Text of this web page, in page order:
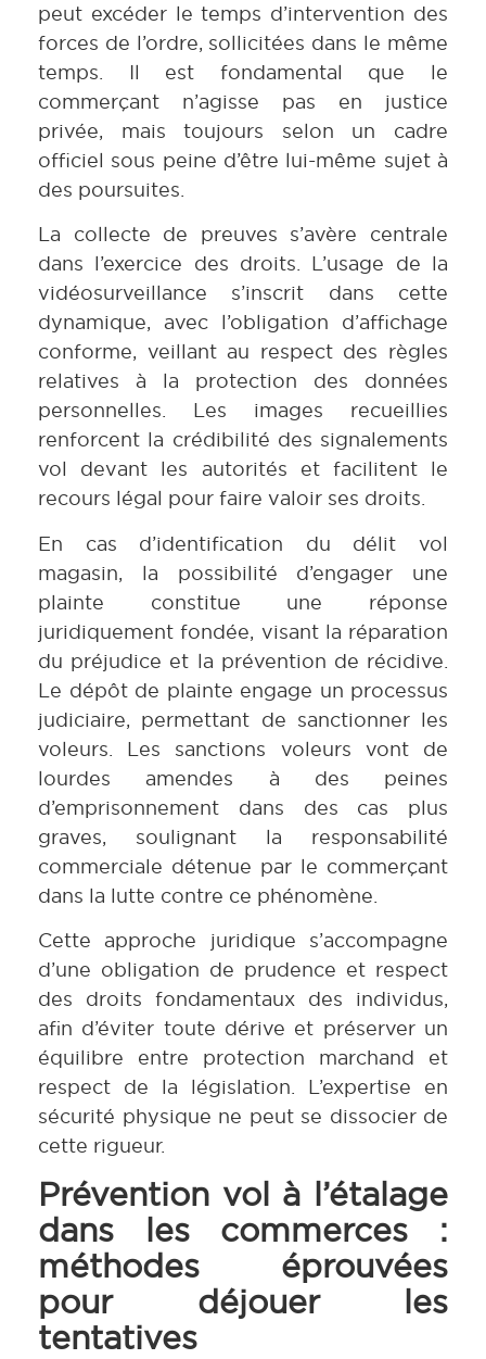
peut excéder le temps d’intervention des
forces de l’ordre, sollicitées dans le même
temps. Il est fondamental que le
commerçant n’agisse pas en justice
privée, mais toujours selon un cadre
officiel sous peine d’être lui-même sujet à
des poursuites.
La collecte de preuves s’avère centrale
dans l’exercice des droits. L’usage de la
vidéosurveillance s’inscrit dans cette
dynamique, avec l’obligation d’affichage
conforme, veillant au respect des règles
relatives à la protection des données
personnelles. Les images recueillies
renforcent la crédibilité des signalements
vol devant les autorités et facilitent le
recours légal pour faire valoir ses droits.
En cas d’identification du délit vol
magasin, la possibilité d’engager une
plainte constitue une réponse
juridiquement fondée, visant la réparation
du préjudice et la prévention de récidive.
Le dépôt de plainte engage un processus
judiciaire, permettant de sanctionner les
voleurs. Les sanctions voleurs vont de
lourdes amendes à des peines
d’emprisonnement dans des cas plus
graves, soulignant la responsabilité
commerciale détenue par le commerçant
dans la lutte contre ce phénomène.
Cette approche juridique s’accompagne
d’une obligation de prudence et respect
des droits fondamentaux des individus,
afin d’éviter toute dérive et préserver un
équilibre entre protection marchand et
respect de la législation. L’expertise en
sécurité physique ne peut se dissocier de
cette rigueur.
Prévention vol à l’étalage
dans les commerces :
méthodes éprouvées
pour déjouer les
tentatives